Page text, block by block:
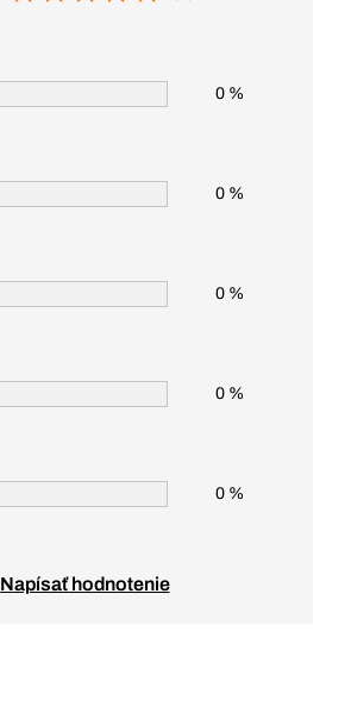
0 %
0 %
0 %
0 %
0 %
Napísať hodnotenie